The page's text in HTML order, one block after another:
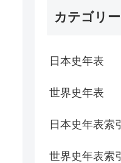
カテゴリー
日本史年表
世界史年表
日本史年表索引
世界史年表索引